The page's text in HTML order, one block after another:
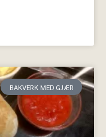
BAKVERK MED GJÆR